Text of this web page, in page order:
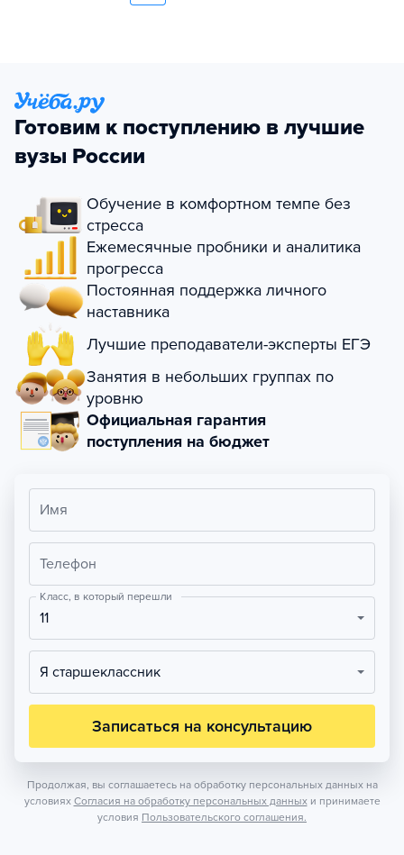
Готовим к поступлению в лучшие
вузы России
Обучение в комфортном темпе без
стресса
Ежемесячные пробники и аналитика
прогресса
Постоянная поддержка личного
наставника
Лучшие преподаватели-эксперты ЕГЭ
Занятия в небольших группах по
уровню
Официальная гарантия
поступления на бюджет
Имя
Телефон
Класс, в который перешли
11
Я старшеклассник
Записаться на консультацию
Продолжая, вы соглашаетесь на обработку персональных данных на
условиях Согласия на обработку персональных данных и принимаете
условия Пользовательского соглашения.